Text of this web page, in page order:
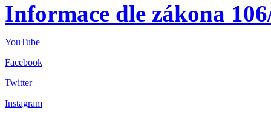
Informace dle zákona
YouTube
Facebook
Twitter
Instagram